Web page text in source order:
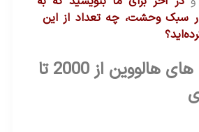
سبک وحشت، چه تعداد از این
بهترین فیلم های هالووین از 2000 تا